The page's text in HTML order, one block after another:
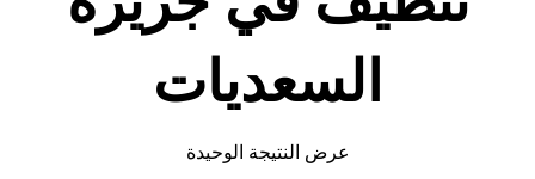
السعديات
عرض النتيجة الوحيدة